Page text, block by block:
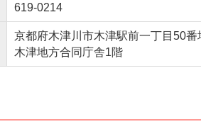
619-0214
京都府木津川市木津駅前一丁目50番
木津地方合同庁舎1階